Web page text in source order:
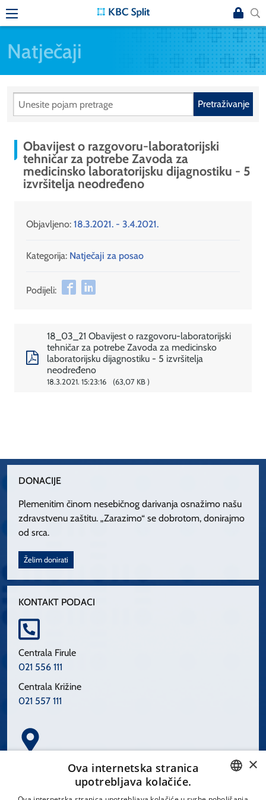
Natječaji
Pretraživanje
Obavijest o razgovoru-laboratorijski
tehničar za potrebe Zavoda za
medicinsko laboratorijsku dijagnostiku - 5
izvršitelja neodređeno
Objavljeno: 18.3.2021. - 3.4.2021.
Kategorija: Natječaji za posao
Podijeli:
18_03_21 Obavijest o razgovoru-laboratorijski
tehničar za potrebe Zavoda za medicinsko
laboratorijsku dijagnostiku - 5 izvršitelja
neodređeno
18.3.2021. 15:23:16 63,07 KB
DONACIJE
Plemenitim činom nesebičnog darivanja osnažimo našu
zdravstvenu zaštitu. „Zarazimo“ se dobrotom, donirajmo
od srca.
Želim donirati
KONTAKT PODACI
Centrala Firule
021 556 111
Centrala Križine
021 557 111
Spinčićeva 1, 21000 Split
CROATIAN
×
Ova internetska stranica
upotrebljava kolačiće.